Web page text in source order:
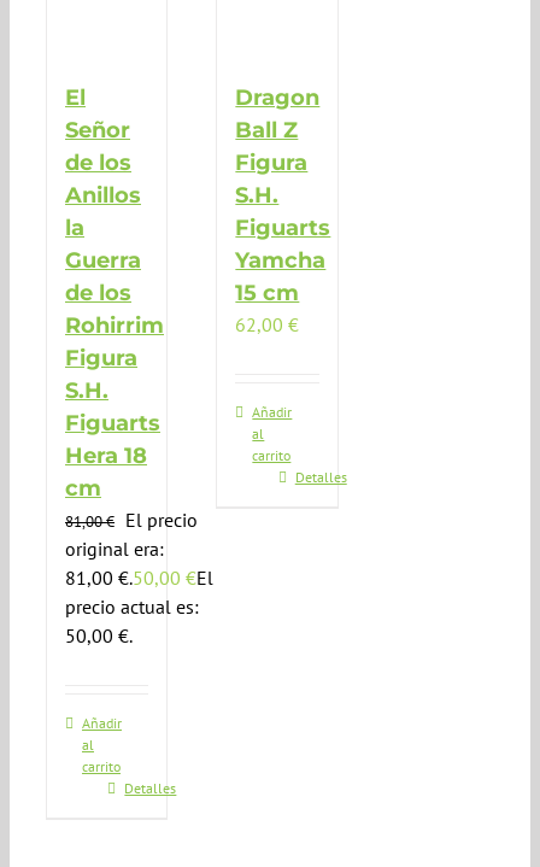
El
Señor
de los
Anillos
la
Guerra
de los
Rohirrim
Figura
S.H.
Figuarts
Hera 18
cm
81,00€ El precio
original era:
81,00 €.50,00 €El
precio actual es:
50,00 €.
Añadir
al
carrito
Detalles
Dragon
Ball Z
Figura
S.H.
Figuarts
Yamcha
15 cm
62,00€
Añadir
al
carrito
Detalles